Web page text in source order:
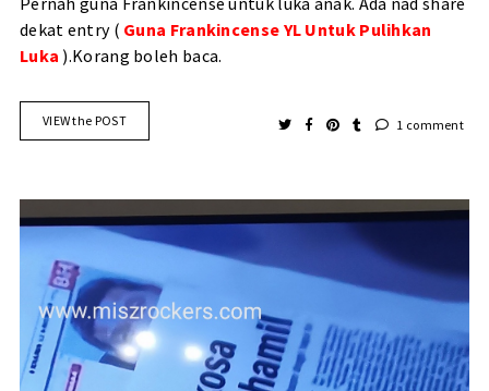
dekat entry ( Guna Frankincense YL Untuk Pulihkan
Luka ).Korang boleh baca.
VIEW the POST 1 comment